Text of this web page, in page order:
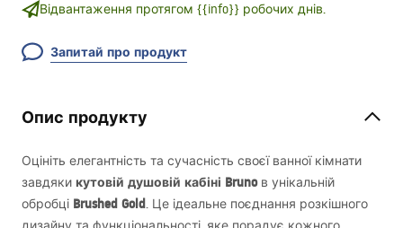
Відвантаження протягом {{info}} робочих днів.
Запитай про продукт
Опис продукту
Оцініть елегантність та сучасність своєї ванної кімнати
завдяки кутовій душовій кабіні Brunoв унікальній
обробці Brushed Gold. Це ідеальне поєднання розкішного